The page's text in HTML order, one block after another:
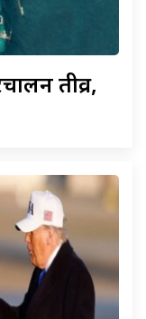
तीव्र,